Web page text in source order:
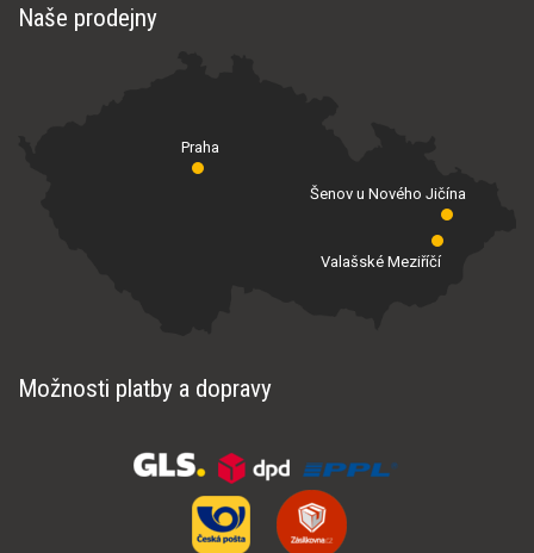
Naše prodejny
Praha
Valašské Meziříčí
Šenov u Nového Jičína
Možnosti platby a dopravy